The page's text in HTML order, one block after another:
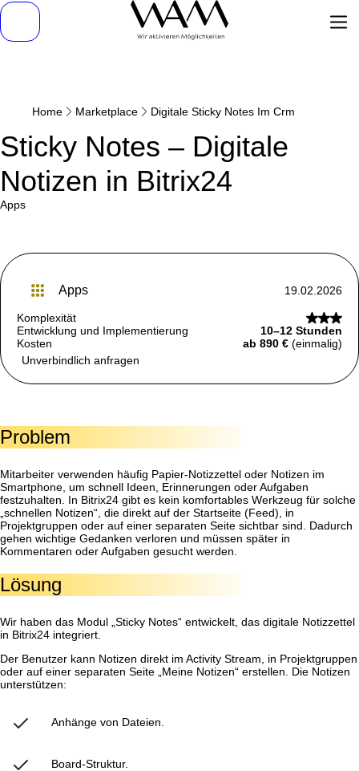
Home Marketplace Digitale Sticky Notes Im Crm
Sticky Notes – Digitale
Notizen in Bitrix24
apps
apps 19.02.2026
Komplexität
Entwicklung und Implementierung
10–12 Stunden
Kosten
ab 890 € (einmalig)
Unverbindlich anfragen
Problem
Mitarbeiter verwenden häufig Papier-Notizzettel oder Notizen im
Smartphone, um schnell Ideen, Erinnerungen oder Aufgaben
festzuhalten. In Bitrix24 gibt es kein komfortables Werkzeug für solche
„schnellen Notizen“, die direkt auf der Startseite (Feed), in
Projektgruppen oder auf einer separaten Seite sichtbar sind. Dadurch
gehen wichtige Gedanken verloren und müssen später in
Kommentaren oder Aufgaben gesucht werden.
Lösung
Wir haben das Modul „Sticky Notes“ entwickelt, das digitale Notizzettel
in Bitrix24 integriert.
Der Benutzer kann Notizen direkt im Activity Stream, in Projektgruppen
oder auf einer separaten Seite „Meine Notizen“ erstellen. Die Notizen
unterstützen:
Anhänge von Dateien.
Board-Struktur.